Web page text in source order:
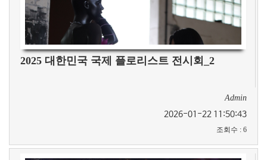
2025 대한민국 국제 플로리스트 전시회_2
Admin
2026-01-22 11:50:43
조회수 : 6